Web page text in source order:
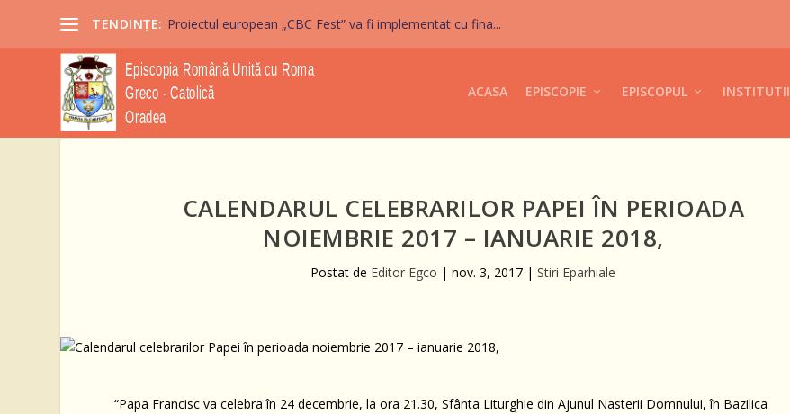
TENDINȚE: Proiectul european „CBC Fest” va fi implementat cu fina...
ACASA EPISCOPIE EPISCOPUL INSTITUTII
CALENDARUL CELEBRARILOR PAPEI ÎN PERIOADA
NOIEMBRIE 2017 – IANUARIE 2018,
Postat de Editor Egco |nov. 3, 2017 |Stiri Eparhiale
“Papa Francisc va celebra în 24 decembrie, la ora 21.30, Sfânta Liturghie din Ajunul Nasterii Domnului, în Bazilica